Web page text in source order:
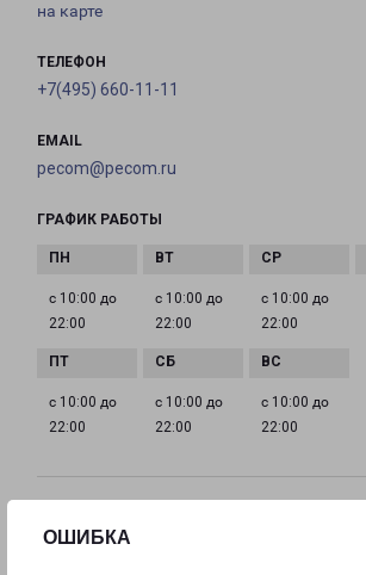
ОШИБКА
на карте
ТЕЛЕФОН
+7(495) 660-11-11
EMAIL
pecom@pecom.ru
ГРАФИК РАБОТЫ
с 10:00 до
22:00
с 10:00 до
22:00
с 10:00 до
22:00
с 10:00 до
22:00
с 10:00 до
22:00
с 10:00 до
22:00
Московская область, улица Московская, 9